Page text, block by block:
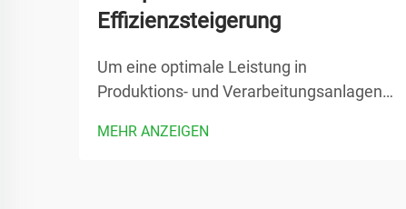
Effizienzsteigerung
Um eine optimale Leistung in
Produktions- und Verarbeitungsanlagen
Aufmerksamkeit kritischer Ausrüstung
MEHR ANZEIGEN